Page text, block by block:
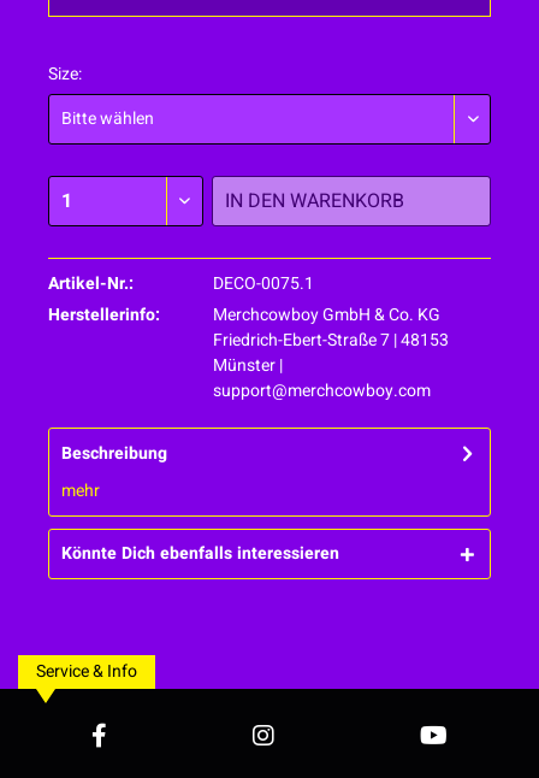
Size:
IN DEN WARENKORB
Artikel-Nr.:
DECO-0075.1
Herstellerinfo:
Merchcowboy GmbH & Co. KG
Friedrich-Ebert-Straße 7 | 48153
Münster |
support@merchcowboy.com
Beschreibung
mehr
Könnte Dich ebenfalls interessieren
Service & Info